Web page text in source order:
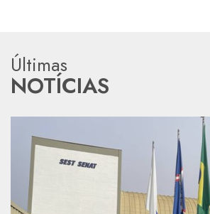
Últimas
NOTÍCIAS